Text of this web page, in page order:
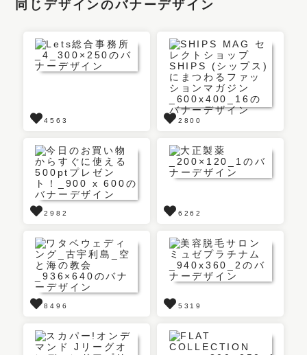
同じデザインのバナーデザイン
4563 2800
2982 6262
8496 5319